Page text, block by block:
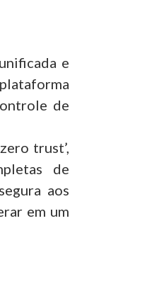
e
de
trust’,
de
aos
em um